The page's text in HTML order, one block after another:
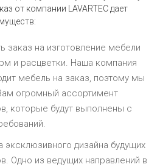
от компании LAVARTEC дает
заказ на изготовление мебели
и расцветки. Наша компания
мебель на заказ, поэтому мы
огромный ассортимент
которые будут выполнены с
дизайна будущих
Одно из ведущих направлений в